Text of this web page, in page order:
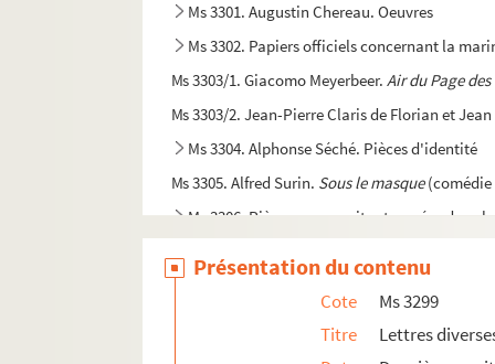
Ms 3301. Augustin Chereau. Oeuvres
Ms 3302. Papiers officiels concernant la
Ms 3303/1. Giacomo Meyerbeer.Air du Page
Ms 3303/2. Jean-Pierre Claris de Florian et
Ms 3304. Alphonse Séché. Pièces d'identité
Ms 3305. Alfred Surin. Sous le masque(comédie
Ms 3306. Pièces manuscrites trouvées dans
Présentation du contenu
Cote
Ms 3299
Titre
Lettres